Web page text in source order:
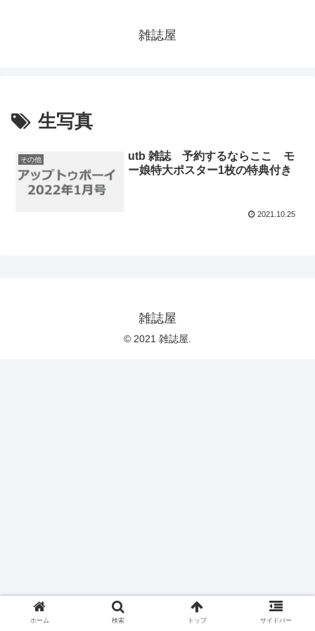
雑誌屋
生写真
その他
utb 雑誌 予約するならここ モ
ー娘特大ポスター1枚の特典付き
2021.10.25
雑誌屋
© 2021 雑誌屋.
ホーム 検索 トップ サイドバー